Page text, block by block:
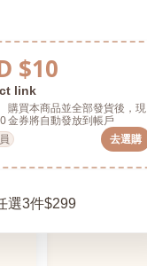
選3件$299
$10
link
購買本商品並全部發貨後，現
金券將自動發放到帳戶
去選購